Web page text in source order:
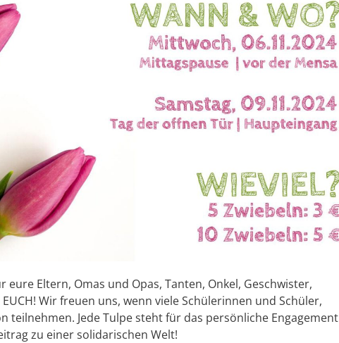
Eltern, Omas und Opas, Tanten, Onkel, Geschwister,
Wir freuen uns, wenn viele Schülerinnen und Schüler,
teilnehmen. Jede Tulpe steht für das persönliche Engagement
zu einer solidarischen Welt!